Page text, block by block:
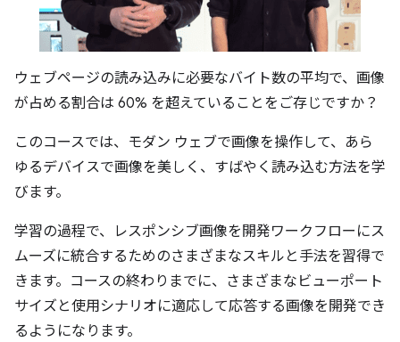
ウェブページの読み込みに必要なバイト数の平均で、画像
が占める割合は 60% を超えていることをご存じですか？
このコースでは、モダン ウェブで画像を操作して、あら
ゆるデバイスで画像を美しく、すばやく読み込む方法を学
びます。
学習の過程で、レスポンシブ画像を開発ワークフローにス
ムーズに統合するためのさまざまなスキルと手法を習得で
きます。コースの終わりまでに、さまざまなビューポート
サイズと使用シナリオに適応して応答する画像を開発でき
るようになります。